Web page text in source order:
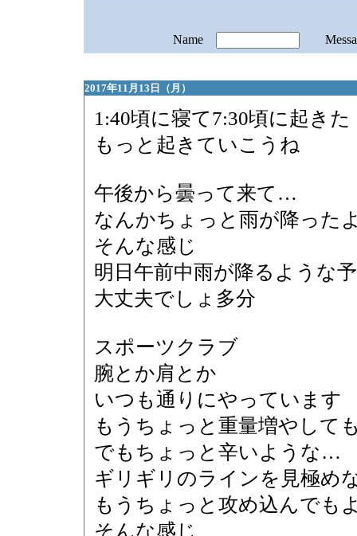
Name
2017年11月13日（月）
1:40頃に寝て7:30頃に起きた
もっと起きていこうね
午後から曇って来て…
なんかちょっと雨が降った
そんな感じ
明日午前中雨が降るような
大丈夫でしょ多分
スポーツクラブ
腕とか肩とか
いつも通りにやっています
もうちょっと重量増やして
でもちょっと辛いような…
ギリギリのラインを見極め
もうちょっと攻め込んでも
そんな感じ